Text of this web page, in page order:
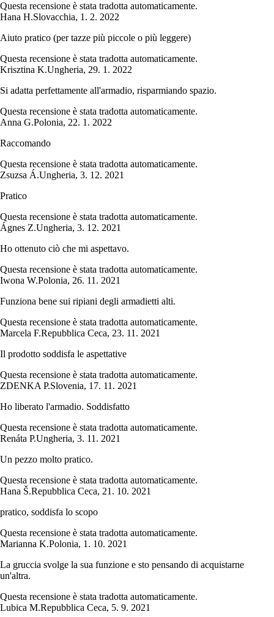
Questa recensione è stata tradotta automaticamente.
Hana H.Slovacchia, 1. 2. 2022
Aiuto pratico (per tazze più piccole o più leggere)
Questa recensione è stata tradotta automaticamente.
Krisztina K.Ungheria, 29. 1. 2022
Si adatta perfettamente all'armadio, risparmiando spazio.
Questa recensione è stata tradotta automaticamente.
Anna G.Polonia, 22. 1. 2022
Raccomando
Questa recensione è stata tradotta automaticamente.
Zsuzsa Á.Ungheria, 3. 12. 2021
Pratico
Questa recensione è stata tradotta automaticamente.
Ágnes Z.Ungheria, 3. 12. 2021
Ho ottenuto ciò che mi aspettavo.
Questa recensione è stata tradotta automaticamente.
Iwona W.Polonia, 26. 11. 2021
Funziona bene sui ripiani degli armadietti alti.
Questa recensione è stata tradotta automaticamente.
Marcela F.Repubblica Ceca, 23. 11. 2021
Il prodotto soddisfa le aspettative
Questa recensione è stata tradotta automaticamente.
ZDENKA P.Slovenia, 17. 11. 2021
Ho liberato l'armadio. Soddisfatto
Questa recensione è stata tradotta automaticamente.
Renáta P.Ungheria, 3. 11. 2021
Un pezzo molto pratico.
Questa recensione è stata tradotta automaticamente.
Hana Š.Repubblica Ceca, 21. 10. 2021
pratico, soddisfa lo scopo
Questa recensione è stata tradotta automaticamente.
Marianna K.Polonia, 1. 10. 2021
La gruccia svolge la sua funzione e sto pensando di acquistarne
un'altra.
Questa recensione è stata tradotta automaticamente.
Lubica M.Repubblica Ceca, 5. 9. 2021